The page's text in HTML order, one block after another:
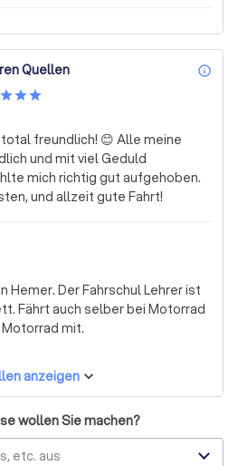
Quellen
freundlich! 😊 Alle meine
und mit viel Geduld
mich richtig gut aufgehoben.
und allzeit gute Fahrt!
Hemer. Der Fahrschul Lehrer ist
selber bei Motorrad
mit.
anzeigen
wollen Sie machen?
etc. aus